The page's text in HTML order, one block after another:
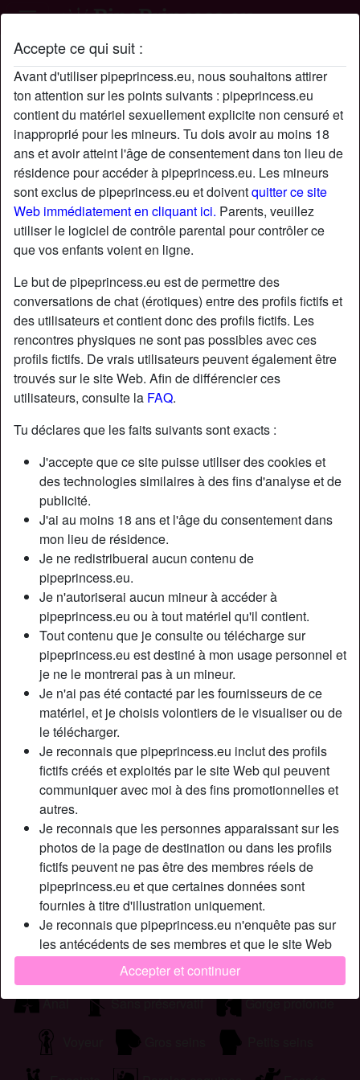
Accepte ce qui suit :
Avant d'utiliser pipeprincess.eu, nous souhaitons attirer
ton attention sur les points suivants : pipeprincess.eu
contient du matériel sexuellement explicite non censuré et
inapproprié pour les mineurs. Tu dois avoir au moins 18
ans et avoir atteint l'âge de consentement dans ton lieu de
résidence pour accéder à pipeprincess.eu. Les mineurs
sont exclus de pipeprincess.eu et doiventquitter ce site
Web immédiatement en cliquant ici. Parents, veuillez
utiliser le logiciel de contrôle parental pour contrôler ce
que vos enfants voient en ligne.
Le but de pipeprincess.eu est de permettre des
conversations de chat (érotiques) entre des profils fictifs et
des utilisateurs et contient donc des profils fictifs. Les
rencontres physiques ne sont pas possibles avec ces
profils fictifs. De vrais utilisateurs peuvent également être
trouvés sur le site Web. Afin de différencier ces
utilisateurs, consulte la FAQ.
Tu déclares que les faits suivants sont exacts :
J'accepte que ce site puisse utiliser des cookies et
des technologies similaires à des fins d'analyse et de
publicité.
J'ai au moins 18 ans et l'âge du consentement dans
mon lieu de résidence.
Je ne redistribuerai aucun contenu de
pipeprincess.eu.
Je n'autoriserai aucun mineur à accéder à
pipeprincess.eu ou à tout matériel qu'il contient.
Tout contenu que je consulte ou télécharge sur
pipeprincess.eu est destiné à mon usage personnel et
je ne le montrerai pas à un mineur.
Je n'ai pas été contacté par les fournisseurs de ce
matériel, et je choisis volontiers de le visualiser ou de
le télécharger.
Je reconnais que pipeprincess.eu inclut des profils
fictifs créés et exploités par le site Web qui peuvent
communiquer avec moi à des fins promotionnelles et
autres.
Je reconnais que les personnes apparaissant sur les
photos de la page de destination ou dans les profils
fictifs peuvent ne pas être des membres réels de
pipeprincess.eu et que certaines données sont
fournies à titre d'illustration uniquement.
Je reconnais que pipeprincess.eu n'enquête pas sur
les antécédents de ses membres et que le site Web
ne tente pas autrement de vérifier l'exactitude des
déclarations faites par ses membres.
Accepter et continuer
Profil de Ccrdvv8
starAjouter chatDiscuter !
Nickname:
Âge:
26
Département:
Eure
Sexe:
Homme
Relation:
Couleur des cheveux:
Couleur des yeux:
Brun
Taille:
Poids:
99 Kg
Épilé(e):
yes
Description
N'a pas encore saisi de description
Cherche
Femme, Musclé(e), En forme, Africain(e), Asiatique,
Caucasien(ne), Moyen-Oriental(e), Latin(e), 18-25, 26-35
Tags
Sexe par caméra Massage Oral
Jeu de rôle Regarder du porno
Drogues douces Jouets sexuels Milf
Sexe mature Lingerie
Anal Sans préservatif Gorge profonde